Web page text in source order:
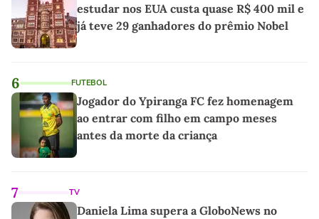
estudar nos EUA custa quase R$ 400 mil e
já teve 29 ganhadores do prêmio Nobel
6 FUTEBOL
Jogador do Ypiranga FC fez homenagem
ao entrar com filho em campo meses
antes da morte da criança
7 TV
Daniela Lima supera a GloboNews no